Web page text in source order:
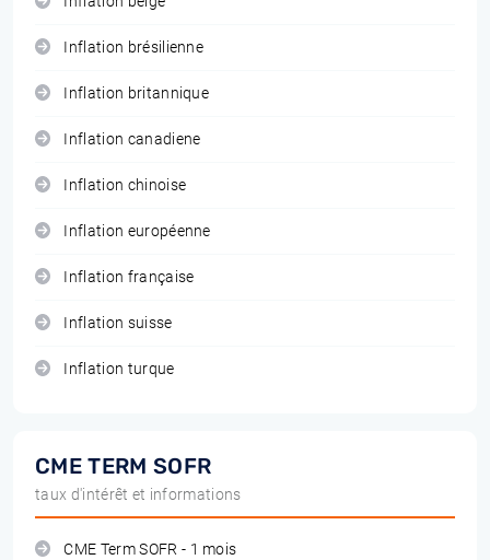
Inflation brésilienne
Inflation britannique
Inflation canadiene
Inflation chinoise
Inflation européenne
Inflation française
Inflation suisse
Inflation turque
CME TERM SOFR
taux d'intérêt et informations
CME Term SOFR - 1 mois